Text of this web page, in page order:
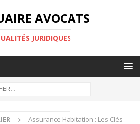
AVOCATS
JURIDIQUES
Assurance Habitation : Les Clés